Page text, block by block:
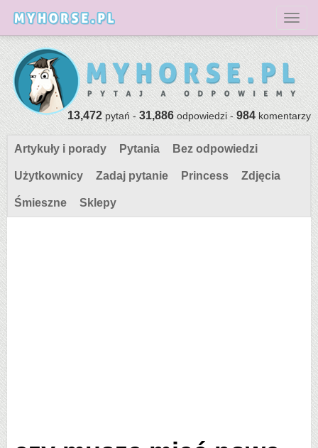
13,472pytań -31,886odpowiedzi -984komentarzy
Artykuły i porady Pytania Bez odpowiedzi
Użytkownicy Zadaj pytanie Princess Zdjęcia
Śmieszne Sklepy